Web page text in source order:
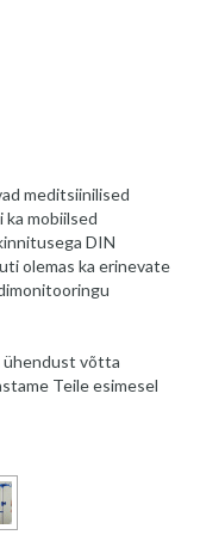
meditsiinilised
ka mobiilsed
DIN
olemas ka erinevate
ühendust võtta
Teile esimesel